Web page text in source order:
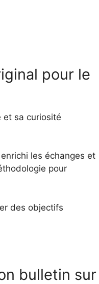
pour le
et sa curiosité
les échanges et
pour
des objectifs
bulletin sur